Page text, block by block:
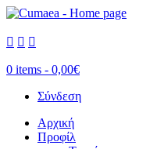
  
0 items - 0,00€
Σύνδεση
Αρχική
Προφίλ